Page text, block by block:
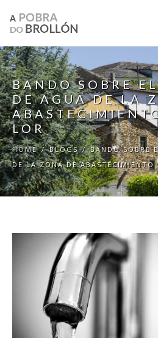
BANDO SOBRE
DE AGUA DE LA
LOR
HOME / BLOGS / BANDO SOBRE
DE LA ZONA DE ABASTECIMIENTO